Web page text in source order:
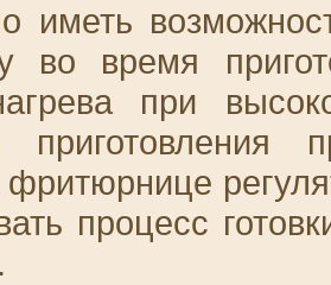
иметь
во время
при
приготовления
процесс